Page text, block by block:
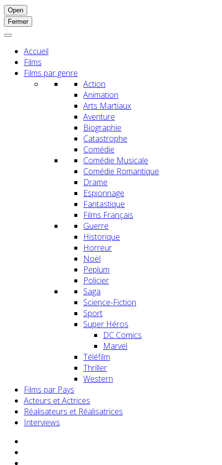
Open
Fermer
Accueil
Films
Films par genre
Action
Animation
Arts Martiaux
Aventure
Biographie
Catastrophe
Comédie
Comédie Musicale
Comédie Romantique
Drame
Espionnage
Fantastique
Films Français
Guerre
Historique
Horreur
Noël
Peplum
Policier
Saga
Science-Fiction
Sport
Super Héros
DC Comics
Marvel
Téléfilm
Thriller
Western
Films par Pays
Acteurs et Actrices
Réalisateurs et Réalisatrices
Interviews